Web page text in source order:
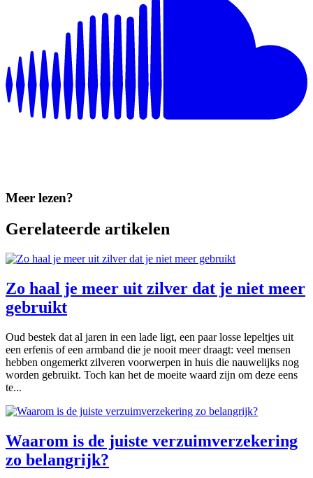
Meer lezen?
Gerelateerde artikelen
Zo haal je meer uit zilver dat je niet meer
gebruikt
Oud bestek dat al jaren in een lade ligt, een paar losse lepeltjes uit
een erfenis of een armband die je nooit meer draagt: veel mensen
hebben ongemerkt zilveren voorwerpen in huis die nauwelijks nog
worden gebruikt. Toch kan het de moeite waard zijn om deze eens
te...
Waarom is de juiste verzuimverzekering
zo belangrijk?